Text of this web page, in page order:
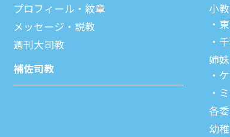
プロフィール・紋章
メッセージ・説教
週刊⼤司教
補佐司教
⼩
姉
各
幼